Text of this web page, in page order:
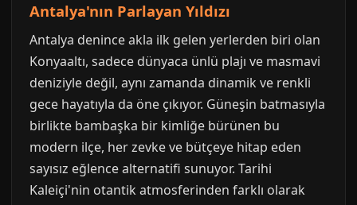
Antalya'nın Parlayan Yıldızı
Antalya denince akla ilk gelen yerlerden biri olan
Konyaaltı, sadece dünyaca ünlü plajı ve masmavi
deniziyle değil, aynı zamanda dinamik ve renkli
gece hayatıyla da öne çıkıyor. Güneşin batmasıyla
birlikte bambaşka bir kimliğe bürünen bu
modern ilçe, her zevke ve bütçeye hitap eden
sayısız eğlence alternatifi sunuyor. Tarihi
Kaleiçi'nin otantik atmosferinden farklı olarak